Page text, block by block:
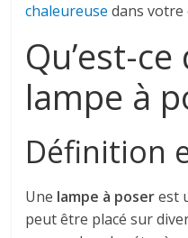
chaleureuse dans votre
Qu’est-ce
lampe à
Définition
Une lampe à poserest
peut être placé sur